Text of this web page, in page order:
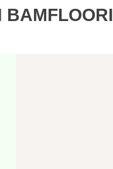
BAMFLOORI